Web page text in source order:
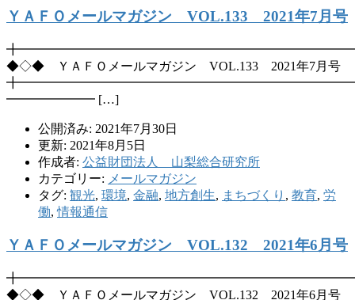
ＹＡＦＯメールマガジン VOL.133 2021年7月号
◆◇◆ ＹＡＦＯメールマガジン VOL.133 2021年7月号
━━━━━━━ […]
公開済み: 2021年7月30日
更新: 2021年8月5日
作成者: 公益財団法人 山梨総合研究所
カテゴリー: メールマガジン
タグ: 観光, 環境, 金融, 地方創生, まちづくり , 教育, 労
働,情報通信
ＹＡＦＯメールマガジン VOL.132 2021年6月号
◆◇◆ ＹＡＦＯメールマガジン VOL.132 2021年6月号